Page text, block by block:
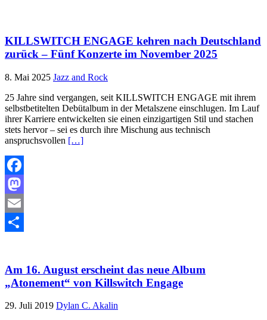
KILLSWITCH ENGAGE kehren nach Deutschland
zurück – Fünf Konzerte im November 2025
8. Mai 2025 Jazz and Rock
25 Jahre sind vergangen, seit KILLSWITCH ENGAGE mit ihrem
selbstbetitelten Debütalbum in der Metalszene einschlugen. Im Lauf
ihrer Karriere entwickelten sie einen einzigartigen Stil und stachen
stets hervor – sei es durch ihre Mischung aus technisch
anspruchsvollen […]
Facebook
Mastodon
Email
Am 16. August erscheint das neue Album
„Atonement“ von Killswitch Engage
29. Juli 2019 Dylan C. Akalin